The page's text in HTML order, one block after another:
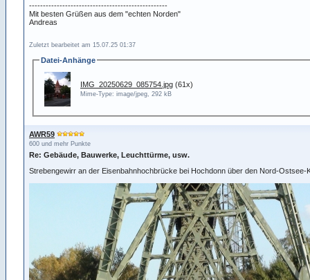
--------------------------------------------------
Mit besten Grüßen aus dem "echten Norden"
Andreas
Zuletzt bearbeitet am 15.07.25 01:37
Datei-Anhänge
IMG_20250629_085754.jpg (61x)
Mime-Type: image/jpeg, 292 kB
AWR59
600 und mehr Punkte
Re: Gebäude, Bauwerke, Leuchttürme, usw.
Strebengewirr an der Eisenbahnhochbrücke bei Hochdonn über den Nord-Ostsee-